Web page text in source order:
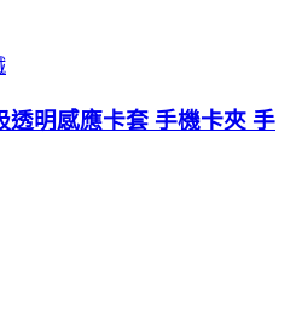
透明感應卡套 手機卡夾 手